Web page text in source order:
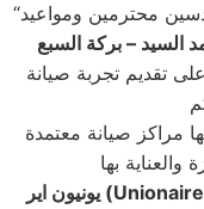
“أفضل مركز صيانة اتعاملت معاه، مهندسين محترمين ومواعيد
السيد – بركة السبع
تقديم تجربة صيانة
مراكز صيانة معتمدة
يونيون اير